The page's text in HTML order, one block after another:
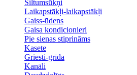
Siltumsūkņi
Laikapstākļi-laikapstākļi
Gaiss-ūdens
Gaisa kondicionieri
Pie sienas stiprināms
Kasete
Griesti-grīda
Kanāli